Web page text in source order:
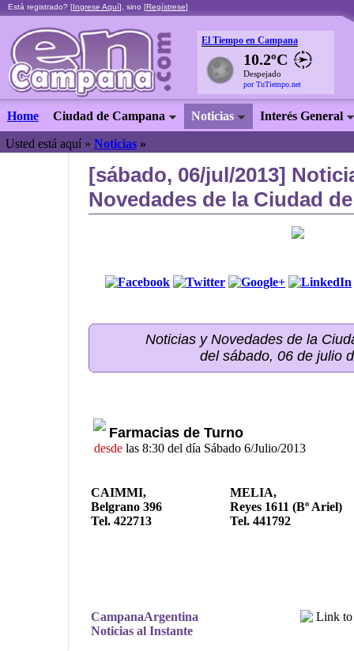
Está registrado? [Ingrese Aquí], sino [Regístrese]
El Tiempo en Campana
10.2ºC
Despejado
por TuTiempo.net
Home Ciudad de Campana Noticias Interés General
Usted está aquí » Noticias »
[sábado, 06/jul/2013]
Novedades de la Ciudad
Noticias y Novedades de la
del sábado, 06 de julio
Farmacias de Turno
desde las 8:30 del día Sábado 6/Julio/2013
CAIMMI,
Belgrano 396
Tel. 422713
MELIA,
Reyes 1611 (Bº Ariel)
Tel. 441792
CampanaArgentina
Noticias al Instante